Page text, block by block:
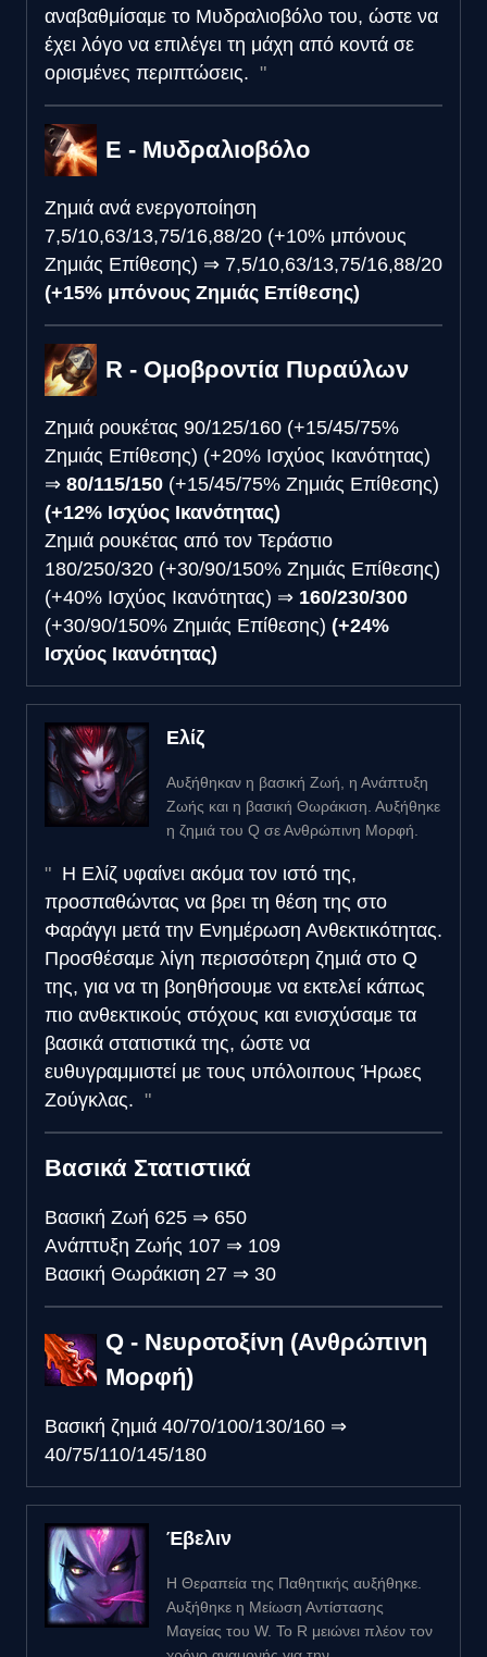
αναβαθμίσαμε το Μυδραλιοβόλο του, ώστε να
έχει λόγο να επιλέγει τη μάχη από κοντά σε
ορισμένες περιπτώσεις.
E - Μυδραλιοβόλο
Ζημιά ανά ενεργοποίηση
7,5/10,63/13,75/16,88/20 (+10% μπόνους
Ζημιάς Επίθεσης) ⇒ 7,5/10,63/13,75/16,88/20
(+15% μπόνους Ζημιάς Επίθεσης)
R - Ομοβροντία Πυραύλων
Ζημιά ρουκέτας 90/125/160 (+15/45/75%
Ζημιάς Επίθεσης) (+20% Ισχύος Ικανότητας)
⇒ 80/115/150 (+15/45/75% Ζημιάς Επίθεσης)
(+12% Ισχύος Ικανότητας)
Ζημιά ρουκέτας από τον Τεράστιο
180/250/320 (+30/90/150% Ζημιάς Επίθεσης)
(+40% Ισχύος Ικανότητας) ⇒ 160/230/300
(+30/90/150% Ζημιάς Επίθεσης) (+24%
Ισχύος Ικανότητας)
Ελίζ
Αυξήθηκαν η βασική Ζωή, η Ανάπτυξη
Ζωής και η βασική Θωράκιση. Αυξήθηκε
η ζημιά του Q σε Ανθρώπινη Μορφή.
Η Ελίζ υφαίνει ακόμα τον ιστό της,
προσπαθώντας να βρει τη θέση της στο
Φαράγγι μετά την Ενημέρωση Ανθεκτικότητας.
Προσθέσαμε λίγη περισσότερη ζημιά στο Q
της, για να τη βοηθήσουμε να εκτελεί κάπως
πιο ανθεκτικούς στόχους και ενισχύσαμε τα
βασικά στατιστικά της, ώστε να
ευθυγραμμιστεί με τους υπόλοιπους Ήρωες
Ζούγκλας.
Βασικά Στατιστικά
Βασική Ζωή 625 ⇒ 650
Ανάπτυξη Ζωής 107 ⇒ 109
Βασική Θωράκιση 27 ⇒ 30
Q - Νευροτοξίνη (Ανθρώπινη
Μορφή)
Βασική ζημιά 40/70/100/130/160 ⇒
40/75/110/145/180
Έβελιν
Η Θεραπεία της Παθητικής αυξήθηκε.
Αυξήθηκε η Μείωση Αντίστασης
Μαγείας του W. Το R μειώνει πλέον τον